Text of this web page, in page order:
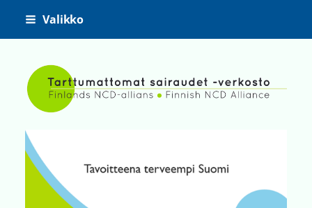
Siirry
Valikko
Tarttumattomat sairaudet -